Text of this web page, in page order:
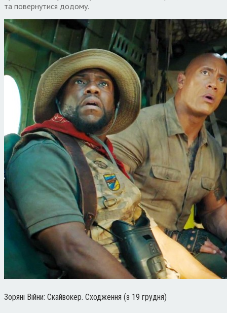
та повернутися додому.
Зоряні Війни: Скайвокер. Сходження (з 19 грудня)